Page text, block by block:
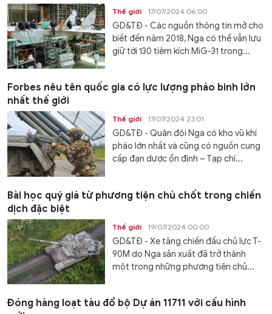
Thế giới 17/07/2024 06:00
GD&TĐ - Các nguồn thông tin mở cho
biết đến năm 2018, Nga có thể vẫn lưu
giữ tới 130 tiêm kích MiG-31 trong...
Forbes nêu tên quốc gia có lực lượng pháo binh lớn
nhất thế giới
Thế giới 17/07/2024 23:01
GD&TĐ - Quân đội Nga có kho vũ khí
pháo lớn nhất và cũng có nguồn cung
cấp đạn dược ổn định – Tạp chí...
Bài học quý giá từ phương tiện chủ chốt trong chiến
dịch đặc biệt
Thế giới 19/07/2024 00:00
GD&TĐ - Xe tăng chiến đấu chủ lực T-
90M do Nga sản xuất đã trở thành
một trong những phương tiện chủ...
Đóng hàng loạt tàu đổ bộ Dự án 11711 với cấu hình